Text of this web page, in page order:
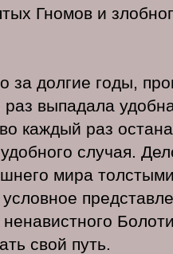
Гномов и
за долгие годы,
выпадала
каждый раз
случая.
мира
свой путь.